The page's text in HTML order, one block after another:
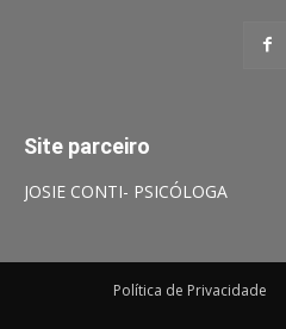
Site parceiro
JOSIE CONTI- PSICÓLOGA
Política de Privacidade